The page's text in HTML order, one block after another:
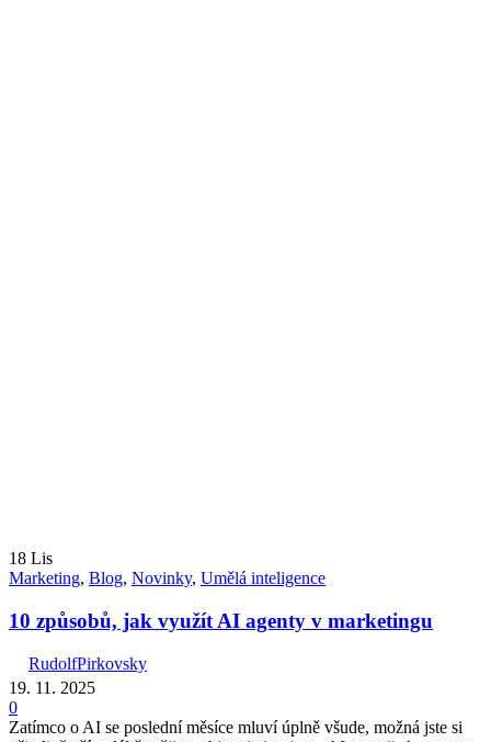
18 Lis
Marketing, Blog, Novinky, Umělá inteligence
10 způsobů, jak využít AI agenty v marketingu
RudolfPirkovsky
19. 11. 2025
0
Zatímco o AI se poslední měsíce mluví úplně všude, možná jste si